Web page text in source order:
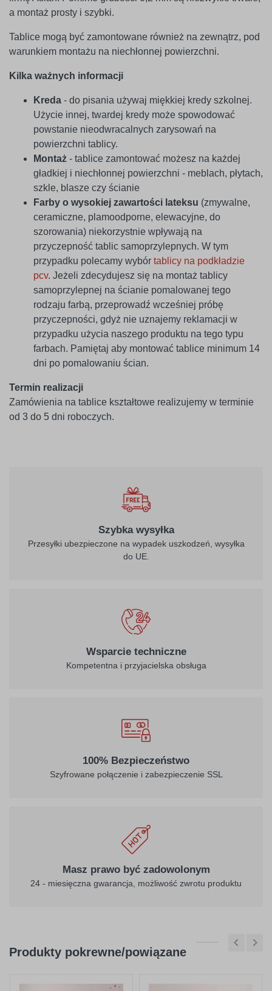
a montaż prosty i szybki.
Tablice mogą być zamontowane również na zewnątrz, pod
warunkiem montażu na niechłonnej powierzchni.
Kilka ważnych informacji
Kreda - do pisania używaj miękkiej kredy szkolnej.
Użycie innej, twardej kredy może spowodować
powstanie nieodwracalnych zarysowań na
powierzchni tablicy.
Montaż - tablice zamontować możesz na każdej
gładkiej i niechłonnej powierzchni - meblach, płytach,
szkle, blasze czy ścianie
Farby o wysokiej zawartości lateksu (zmywalne,
ceramiczne, plamoodporne, elewacyjne, do
szorowania) niekorzystnie wpływają na
przyczepność tablic samoprzylepnych. W tym
przypadku polecamy wybór tablicy na podkładzie
pcv. Jeżeli zdecydujesz się na montaż tablicy
samoprzylepnej na ścianie pomalowanej tego
rodzaju farbą, przeprowadź wcześniej próbę
przyczepności, gdyż nie uznajemy reklamacji w
przypadku użycia naszego produktu na tego typu
farbach. Pamiętaj aby montować tablice minimum 14
dni po pomalowaniu ścian.
Termin realizacji
Zamówienia na tablice kształtowe realizujemy w terminie
od 3 do 5 dni roboczych.
Szybka wysyłka
Przesyłki ubezpieczone na wypadek uszkodzeń, wysyłka
do UE.
Wsparcie techniczne
Kompetentna i przyjacielska obsługa
100% Bezpieczeństwo
Szyfrowane połączenie i zabezpieczenie SSL
Masz prawo być zadowolonym
24 - miesięczna gwarancja, możliwość zwrotu produktu
Produkty pokrewne/powiązane